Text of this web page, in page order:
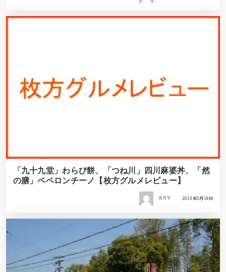
「九十九堂」わらび餅、「つね川」四川麻婆丼、「然
の膳」ペペロンチーノ【枚方グルメレビュー】
カズマ 2013年5月19日